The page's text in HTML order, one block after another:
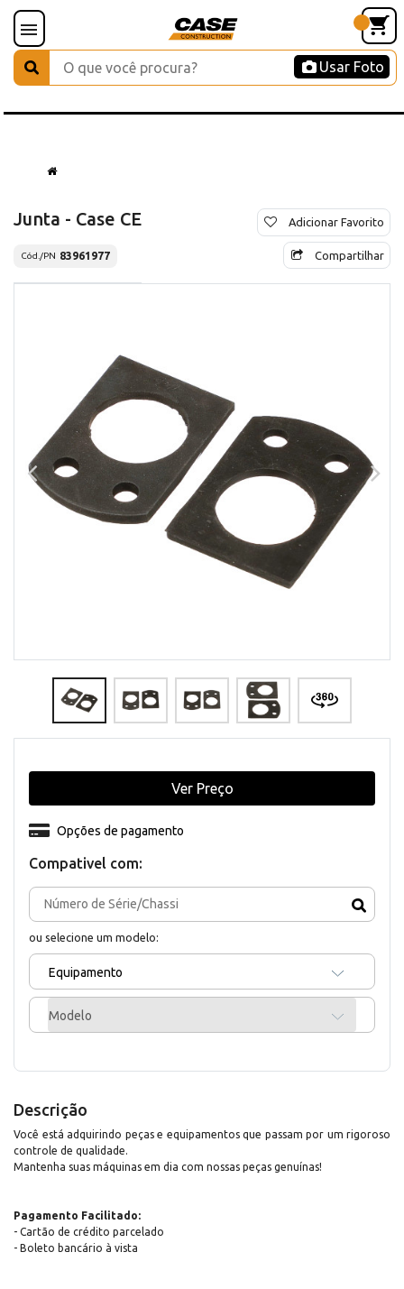
Usar Foto
Junta - Case CE
Cód./PN 83961977
Adicionar Favorito
Compartilhar
Compativel com:
ou selecione um modelo:
Equipamento
Modelo
Opções de pagamento
Ver Preço
Descrição
Você está adquirindo peças e equipamentos que passam por um rigoroso
controle de qualidade.
Mantenha suas máquinas em dia com nossas peças genuínas!
Pagamento Facilitado:
- Cartão de crédito parcelado
- Boleto bancário à vista